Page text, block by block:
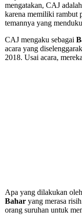
mengatakan, CAJ
karena memiliki rambut
temannya yang
CAJ mengaku sebagai
acara yang
2018. Usai acara,
Apa yang dilakukan
Bahar yang merasa
orang suruhan untuk